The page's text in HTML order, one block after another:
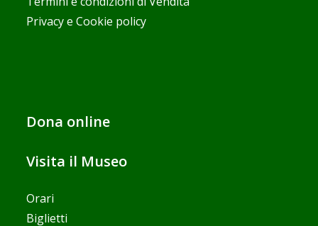
Privacy e Cookie policy
Dona online
Visita il Museo
Orari
Biglietti